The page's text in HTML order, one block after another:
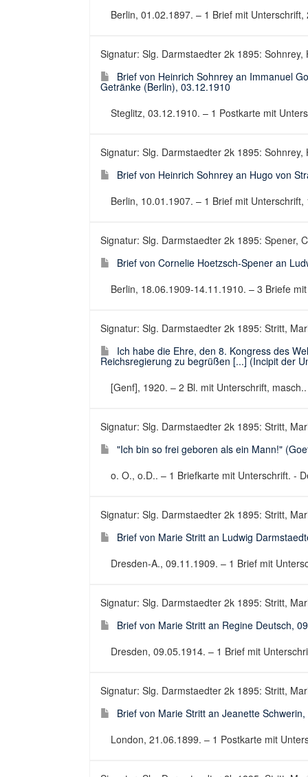
Berlin, 01.02.1897. – 1 Brief mit
Signatur: Slg. Darmstaedter 2k 1895: Sohnrey,
Brief von Heinrich Sohnrey an Immanuel
Getränke (Berlin), 03.12.1910
Steglitz, 03.12.1910. – 1 Postkarte mit
Signatur: Slg. Darmstaedter 2k 1895: Sohnrey,
Brief von Heinrich Sohnrey an Hugo von
Berlin, 10.01.1907. – 1 Brief mit
Signatur: Slg. Darmstaedter 2k 1895: Spener,
Brief von Cornelie Hoetzsch-Spener an
Berlin, 18.06.1909-14.11.1910. – 3 Briefe
Signatur: Slg. Darmstaedter 2k 1895: Stritt,
Ich habe die Ehre, den 8. Kongress des
Reichsregierung zu begrüßen [...] (Incipit der
[Genf], 1920. – 2 Bl. mit Unterschrift,
Signatur: Slg. Darmstaedter 2k 1895: Stritt,
"Ich bin so frei geboren als ein Mann!"
o. O., o.D.. – 1 Briefkarte mit Unterschrift. -
Signatur: Slg. Darmstaedter 2k 1895: Stritt,
Brief von Marie Stritt an Ludwig
Dresden-A., 09.11.1909. – 1 Brief mit
Signatur: Slg. Darmstaedter 2k 1895: Stritt,
Brief von Marie Stritt an Regine Deutsch,
Dresden, 09.05.1914. – 1 Brief mit
Signatur: Slg. Darmstaedter 2k 1895: Stritt,
Brief von Marie Stritt an Jeanette
London, 21.06.1899. – 1 Postkarte mit